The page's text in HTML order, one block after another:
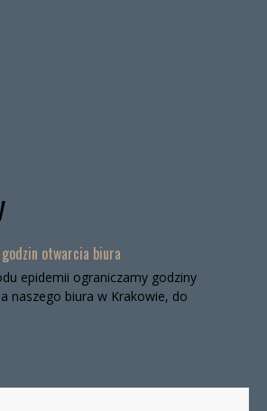
otwarcia biura
epidemii ograniczamy godziny
naszego biura w Krakowie, do